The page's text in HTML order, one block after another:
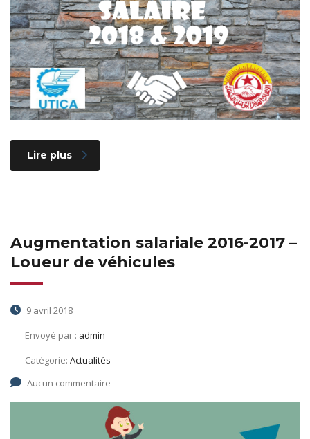
Lire plus
Augmentation salariale 2016-2017 –
Loueur de véhicules
9 avril 2018
Envoyé par : admin
Catégorie: Actualités
Aucun commentaire